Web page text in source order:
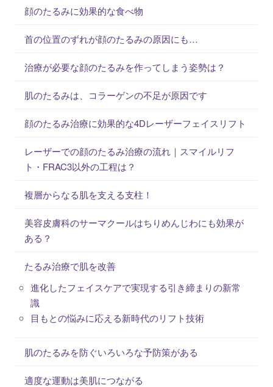
顔のたるみに効果的な食べ物
首の位置のずれが顔のたるみの原因にも…
治療が必要な顔のたるみを作ってしまう姿勢は？
肌のたるみは、コラーゲンの不足が原因です
顔のたるみ治療に効果的な4Dレーザーフェイスリフト
レーザーでの顔のたるみ治療の流れ｜スマイルリフ
ト・FRAC3以外の工程は？
複層からなる肌を支える支柱！
美容皮膚科のサーマクールはちりめんじわにも効果が
ある？
たるみ治療で肌を改善
進化したフェイスケアで実現する引き締まりの新常
識
目もとの悩みに応える新時代のリフト技術
肌のたるみを防ぐいろいろな予防策がある
適度な運動は美肌につながる